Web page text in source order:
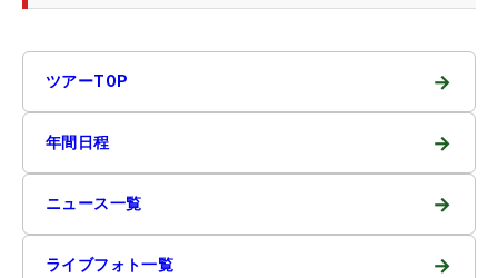
ツアーTOP →
年間日程 →
ニュース一覧 →
ライブフォト一覧 →